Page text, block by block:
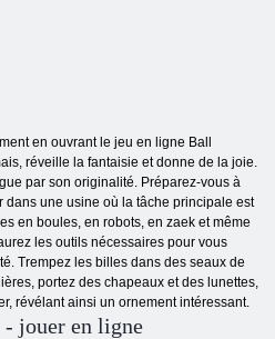
en ouvrant le jeu en ligne Ball
réveille la fantaisie et donne de la joie.
par son originalité. Préparez-vous à
dans une usine où la tâche principale est
en boules, en robots, en zaek et même
les outils nécessaires pour vous
Trempez les billes dans des seaux de
portez des chapeaux et des lunettes,
révélant ainsi un ornement intéressant.
jouer en ligne